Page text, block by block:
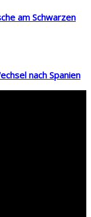
am Schwarzen
nach Spanien